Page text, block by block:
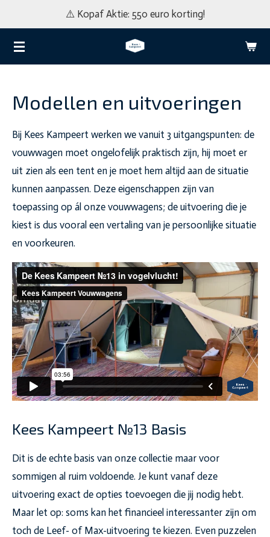
direct
naar
de
⚠️ Kopaf Aktie: 550 euro korting!
Modellen en uitvoeringen
Bij Kees Kampeert werken we vanuit 3 uitgangspunten: de
vouwwagen moet ongelofelijk praktisch zijn, hij moet er
uit zien als een tent en je moet hem altijd aan de situatie
kunnen aanpassen. Deze eigenschappen zijn van
toepassing op ál onze vouwwagens; de uitvoering die je
kiest is dus vooral een vertaling van je persoonlijke situatie
en voorkeuren.
Kees Kampeert №13 Basis
Dit is de echte basis van onze collectie maar voor
sommigen al ruim voldoende. Je kunt vanaf deze
uitvoering exact de opties toevoegen die jij nodig hebt.
Maar let op: soms kan het financieel interessanter zijn om
toch de Leef- of Max-uitvoering te kiezen. Even puzzelen